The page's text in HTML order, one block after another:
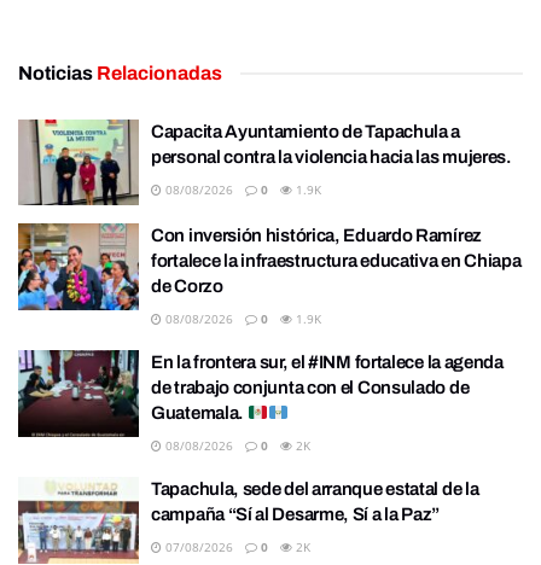
Noticias Relacionadas
Capacita Ayuntamiento de Tapachula a
personal contra la violencia hacia las mujeres.
08/08/2026 0 1.9K
Con inversión histórica, Eduardo Ramírez
fortalece la infraestructura educativa en Chiapa
de Corzo
08/08/2026 0 1.9K
En la frontera sur, el #INM fortalece la agenda
de trabajo conjunta con el Consulado de
Guatemala.
08/08/2026 0 2K
Tapachula, sede del arranque estatal de la
campaña “Sí al Desarme, Sí a la Paz”
07/08/2026 0 2K